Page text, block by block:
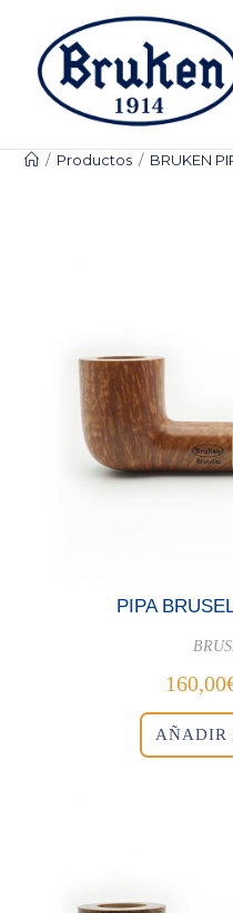
contenido
/ Productos / BRUKEN
PIPA
160,00
AÑADIR